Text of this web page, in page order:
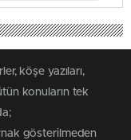
köşe yazıları,
konuların tek
gösterilmeden